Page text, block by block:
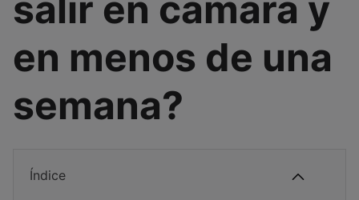
en menos de una
semana?
Índice